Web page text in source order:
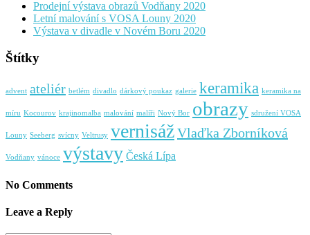
Prodejní výstava obrazů Vodňany 2020
Letní malování s VOSA Louny 2020
Výstava v divadle v Novém Boru 2020
Štítky
advent ateliér betlém divadlo dárkový poukaz galerie keramika keramika na
míru Kocourov krajinomalba malování malíři Nový Bor obrazy sdružení VOSA
Louny Seeberg svícny Veltrusy vernisážVlaďka Zborníková
Vodňany vánoce výstavy Česká Lípa
No Comments
Leave a Reply